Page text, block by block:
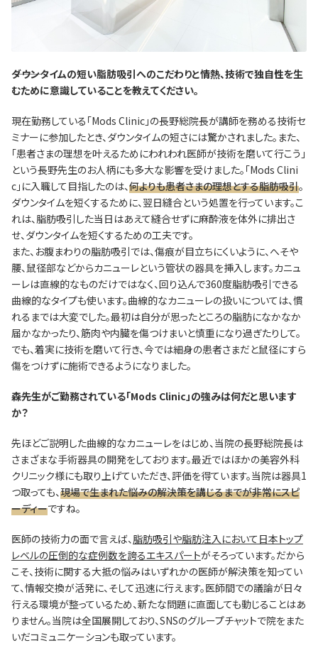
―――ダウンタイムの短い脂肪吸引へのこだわりと情熱、技術で独自性を生
むために意識していることを教えてください。
現在勤務している「Mods Clinic」の長野総院長が講師を務める技術セ
ミナーに参加したとき、ダウンタイムの短さには驚かされました。また、
「患者さまの理想を叶えるためにわれわれ医師が技術を磨いて行こう」
という長野先生のお人柄にも多大な影響を受けました。「Mods Clini
c」に入職して目指したのは、何よりも患者さまの理想とする脂肪吸引。
ダウンタイムを短くするために、翌日縫合という処置を行っています。こ
れは、脂肪吸引した当日はあえて縫合せずに麻酔液を体外に排出さ
せ、ダウンタイムを短くするための工夫です。
また、お腹まわりの脂肪吸引では、傷痕が目立ちにくいように、へそや
腰、鼠径部などからカニューレという管状の器具を挿入します。カニュ
ーレは直線的なものだけではなく、回り込んで360度脂肪吸引できる
曲線的なタイプも使います。曲線的なカニューレの扱いについては、慣
れるまでは大変でした。最初は自分が思ったところの脂肪になかなか
届かなかったり、筋肉や内臓を傷つけまいと慎重になり過ぎたりして。
でも、着実に技術を磨いて行き、今では細身の患者さまだと鼠径にすら
傷をつけずに施術できるようになりました。
―――森先生がご勤務されている「Mods Clinic」の強みは何だと思います
か？
先ほどご説明した曲線的なカニューレをはじめ、当院の長野総院長は
さまざまな手術器具の開発をしております。最近ではほかの美容外科
クリニック様にも取り上げていただき、評価を得ています。当院は器具1
つ取っても、現場で生まれた悩みの解決策を講じるまでが非常にスピ
ーディーですね。
医師の技術力の面で言えば、脂肪吸引や脂肪注入において日本トップ
レベルの圧倒的な症例数を誇るエキスパートがそろっています。だから
こそ、技術に関する大抵の悩みはいずれかの医師が解決策を知ってい
て、情報交換が活発に、そして迅速に行えます。医師間での議論が日々
行える環境が整っているため、新たな問題に直面しても動じることはあ
りません。当院は全国展開しており、SNSのグループチャットで院をまた
いだコミュニケーションも取っています。